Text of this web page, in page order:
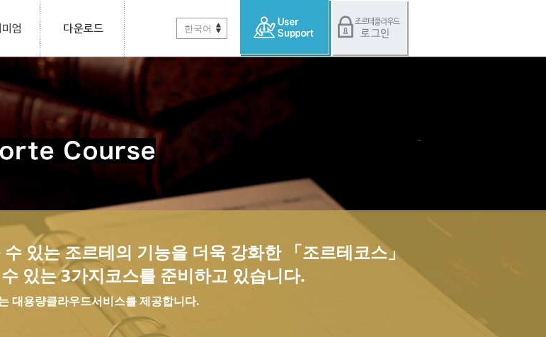
한국어
있는 조르테의 기능을 더욱 강화한 「조르테코스」
있는 3가지코스를 준비하고 있습니다.
대용량클라우드서비스를 제공합니다.